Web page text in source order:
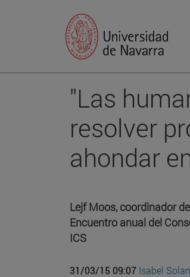
"Las
resolver
ahondar
Lejf Moos, coordinador
Encuentro anual del
ICS
31/03/15 09:07 Isabel